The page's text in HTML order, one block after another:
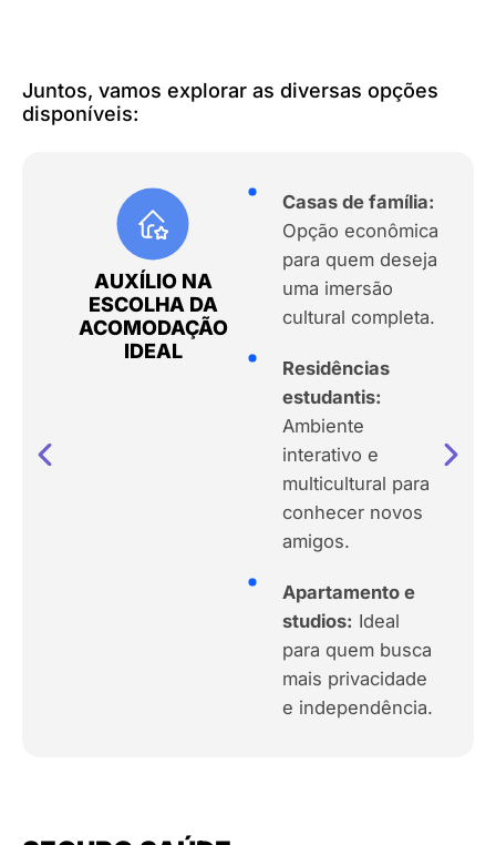
Juntos, vamos explorar as diversas opções
disponíveis:
AUXÍLIO NA
ESCOLHA DA
ACOMODAÇÃO
IDEAL
Casas de família:
Opção econômica
para quem deseja
uma imersão
cultural completa.
Residências
estudantis:
Ambiente
interativo e
multicultural para
conhecer novos
amigos.
Apartamento e
studios: Ideal
para quem busca
mais privacidade
e independência.